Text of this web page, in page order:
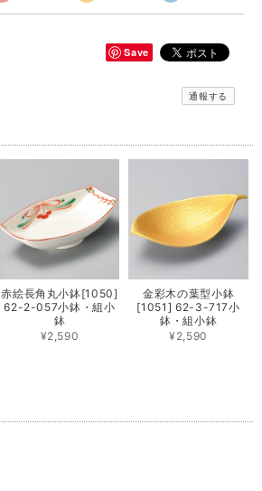
Save
通報する
赤絵長角丸小鉢[1050]
62-2-057小鉢・組小
鉢
¥2,590
金彩木の葉型小鉢
[1051] 62-3-717小
鉢・組小鉢
¥2,590